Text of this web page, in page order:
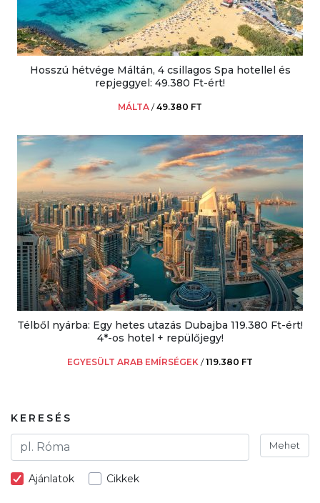
Hosszú hétvége Máltán, 4 csillagos Spa hotellel és
repjeggyel: 49.380 Ft-ért!
MÁLTA /49.380 FT
Télből nyárba: Egy hetes utazás Dubajba 119.380 Ft-ért!
4*-os hotel + repülőjegy!
EGYESÜLT ARAB EMÍRSÉGEK /119.380 FT
KERESÉS
Mehet
Ajánlatok Cikkek